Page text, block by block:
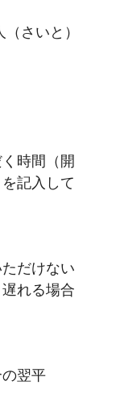
さいと）
時間（開
記入して
だけない
れる場合
翌平